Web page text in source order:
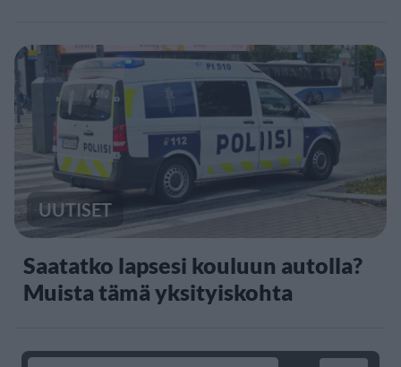
UUTISET
Saatatko lapsesi kouluun autolla?
Muista tämä yksityiskohta